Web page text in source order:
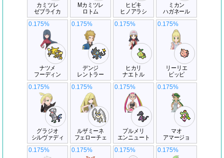
カミツレ
ゼブライカ
Mカミツレ
ロトム
ヒビキ
ヒノアラシ
ミカン
ハガネール
ナツメ
フーディン
0.175%
デンジ
レントラー
0.175%
ヒカリ
ナエトル
0.175%
リーリエ
ピッピ
0.175%
グラジオ
シルヴァディ
0.175%
ルザミーネ
フェローチェ
0.175%
プルメリ
エンニュート
0.175%
マオ
アマージョ
0.175%
0.175% 0.175% 0.175% 0.175%